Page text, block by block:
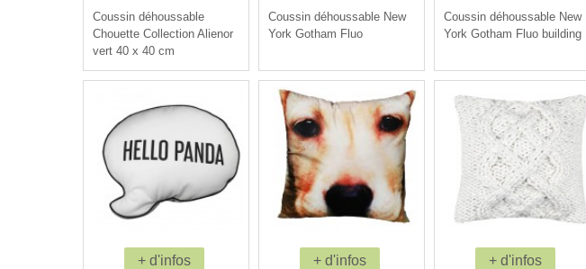
Coussin déhoussable
Chouette Collection Alienor
vert 40 x 40 cm
Coussin déhoussable New
York Gotham Fluo
Coussin déhoussable New
York Gotham Fluo building
+ d'infos + d'infos + d'infos